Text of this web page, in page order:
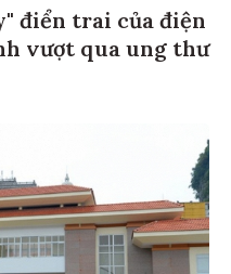
điển trai của điện
vượt qua ung thư